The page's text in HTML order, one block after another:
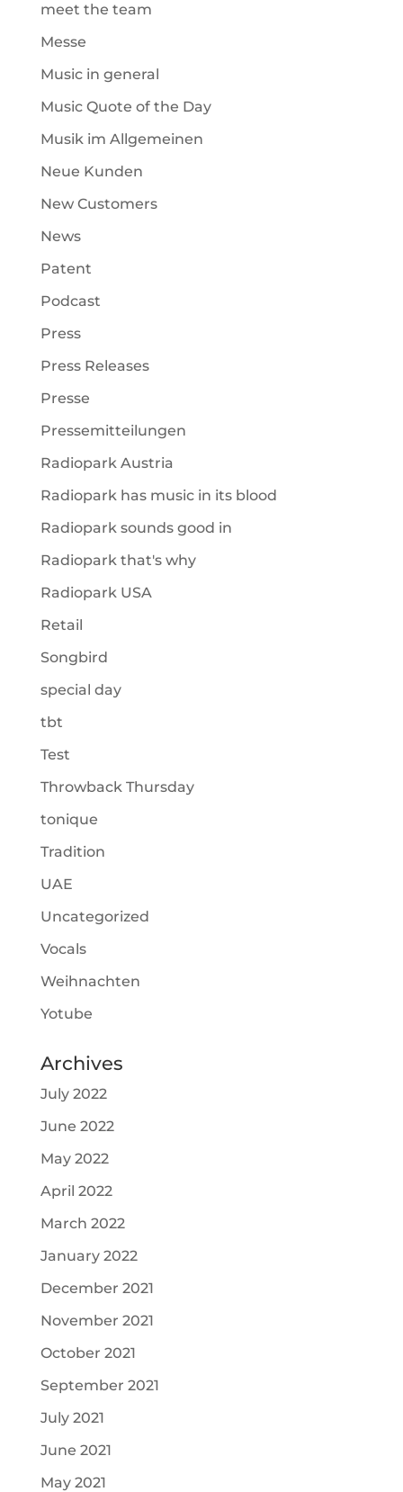
meet the team
Messe
Music in general
Music Quote of the Day
Musik im Allgemeinen
Neue Kunden
New Customers
News
Patent
Podcast
Press
Press Releases
Presse
Pressemitteilungen
Radiopark Austria
Radiopark has music in its blood
Radiopark sounds good in
Radiopark that's why
Radiopark USA
Retail
Songbird
special day
tbt
Test
Throwback Thursday
tonique
Tradition
UAE
Uncategorized
Vocals
Weihnachten
Yotube
Archives
July 2022
June 2022
May 2022
April 2022
March 2022
January 2022
December 2021
November 2021
October 2021
September 2021
July 2021
June 2021
May 2021